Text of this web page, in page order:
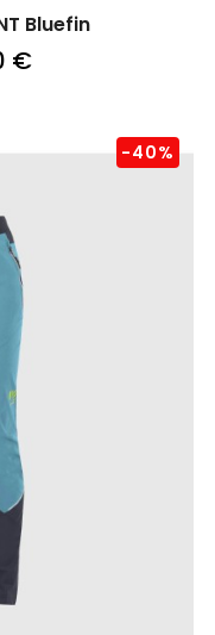
Bluefin
€
-40%